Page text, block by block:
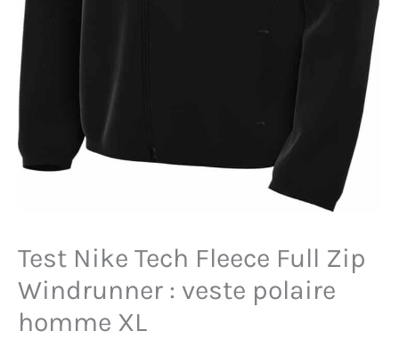
Test Nike Tech Fleece Full Zip
Windrunner : veste polaire
homme XL